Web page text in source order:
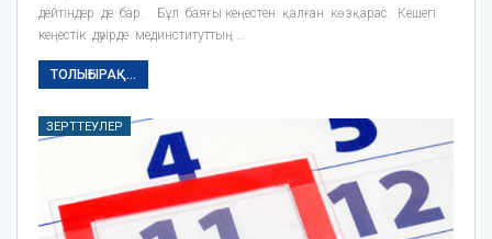
дейтіндер де бар. Бұл баяғы кеңестен қалған көзқарас. Кешегi
кеңестiк дәуiрде мединституттың …
ТОЛЫҒЫРАҚ...
ЗЕРТТЕУЛЕР